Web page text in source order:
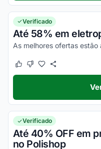
Verificado
Até 58% em
As melhores ofertas estão
Este cupom funcionou
Este cupom não
Verificado
Até 40% OFF em
no Polishop